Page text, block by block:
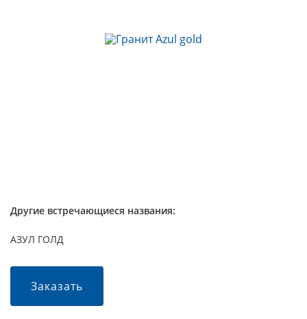
Другие встречающиеся названия:
АЗУЛ ГОЛД
Заказать